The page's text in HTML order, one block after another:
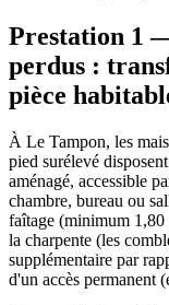
Prestation 1
perdus :
pièce
À Le Tampon, les
pied surélevé
aménagé, accessible
chambre, bureau ou
faîtage (minimum 1,80
la charpente (les
supplémentaire par
d'un accès permanent